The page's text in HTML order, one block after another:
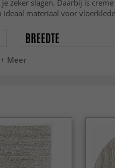
zeker slagen. Daarbij is
materiaal voor
+ Meer
BREEDTE